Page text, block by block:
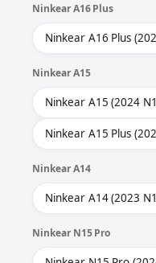
Ninkear A16 Plus
Ninkear A16 Plus
Ninkear A15
Ninkear A15 (2024
Ninkear A15 Plus
Ninkear A14
Ninkear A14 (2023
Ninkear N15 Pro